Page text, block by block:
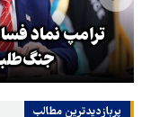
ترامپ نماد
پربازدیدترین‌ مطالب